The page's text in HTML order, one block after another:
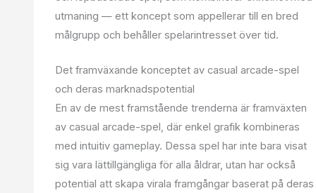
utmaning — ett koncept som appellerar till en bred
målgrupp och behåller spelarintresset över tid.
Det framväxande konceptet av casual arcade-spel
och deras marknadspotential
En av de mest framstående trenderna är framväxten
av casual arcade-spel, där enkel grafik kombineras
med intuitiv gameplay. Dessa spel har inte bara visat
sig vara lättillgängliga för alla åldrar, utan har också
potential att skapa virala framgångar baserat på deras